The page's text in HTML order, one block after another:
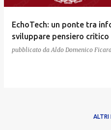
EchoTech: un ponte tra
sviluppare pensiero
pubblicato da Aldo Domenico Ficara
ALTRI